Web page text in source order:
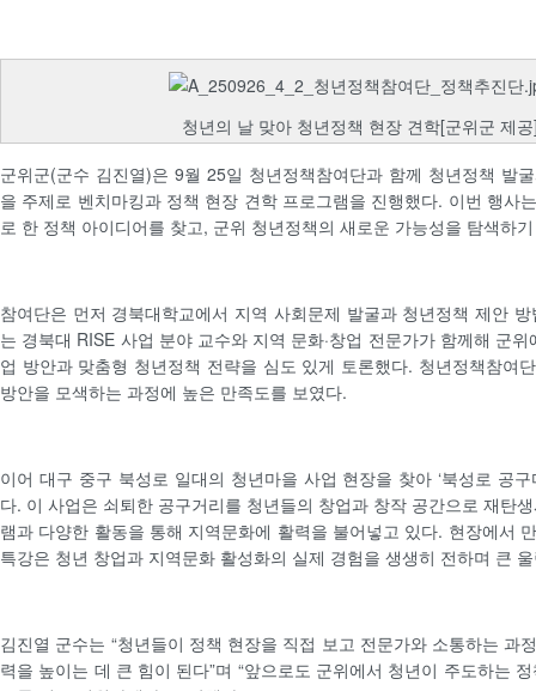
청년의 날 맞아 청년정책 현장 견학[군위군 제
군위군(군수 김진열)은 9월 25일 청년정책참여단과 함께 청년정책 발
을 주제로 벤치마킹과 정책 현장 견학 프로그램을 진행했다. 이번 행사
로 한 정책 아이디어를 찾고, 군위 청년정책의 새로운 가능성을 탐색하
참여단은 먼저 경북대학교에서 지역 사회문제 발굴과 청년정책 제안
는 경북대 RISE 사업 분야 교수와 지역 문화·창업 전문가가 함께해 군
업 방안과 맞춤형 청년정책 전략을 심도 있게 토론했다. 청년정책참여
방안을 모색하는 과정에 높은 만족도를 보였다.
이어 대구 중구 북성로 일대의 청년마을 사업 현장을 찾아 ‘북성로 공
다. 이 사업은 쇠퇴한 공구거리를 청년들의 창업과 창작 공간으로 재탄
램과 다양한 활동을 통해 지역문화에 활력을 불어넣고 있다. 현장에서
특강은 청년 창업과 지역문화 활성화의 실제 경험을 생생히 전하며 큰
김진열 군수는 “청년들이 정책 현장을 직접 보고 전문가와 소통하는 과
력을 높이는 데 큰 힘이 된다”며 “앞으로도 군위에서 청년이 주도하는